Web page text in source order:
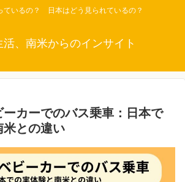
ているの？ 日本はどう見られているの？
活、南米からのインサイト
カーでのバス乗車：日本で
米との違い